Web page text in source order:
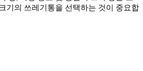
기의 쓰레기통을 선택하는 것이 중요합